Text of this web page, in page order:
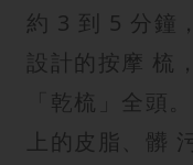
約 3 到 5 分鐘
設計的按摩 梳
「乾梳」全頭
上的皮脂、髒